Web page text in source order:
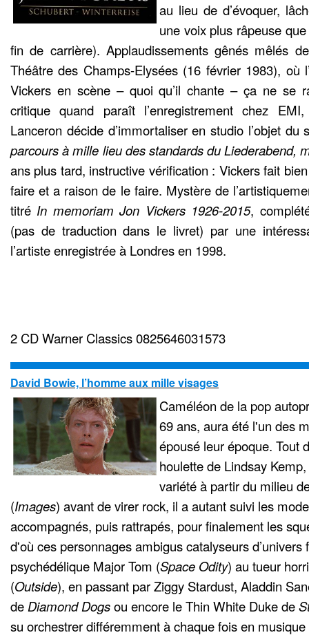
au lieu de d’évoquer,
une voix plus râpeuse
fin de carrière). Applaudissements gênés mêlés
Théâtre des Champs-Elysées (16 février 1983), où
Vickers en scène – quoi qu’il chante – ça ne se
critique quand paraît l’enregistrement chez
Lanceron décide d’immortaliser en studio l’objet
parcours à mille lieu des standards du Liederabend,
ans plus tard, instructive vérification : Vickers fait
faire et a raison de le faire. Mystère de
titré In memoriam Jon Vickers 1926-2015,
(pas de traduction dans le livret) par une
l’artiste enregistrée à Londres en 1998.
2 CD Warner Classics 0825646031573
David Bowie, l’homme aux mille visages
Caméléon de la pop
69 ans, aura été l'un des
épousé leur époque. Tout
houlette de Lindsay
variété à partir du milieu
(Images) avant de virer rock, il a autant suivi les
accompagnés, puis rattrapés, pour finalement les
d'où ces personnages ambigus catalyseurs d’univers
psychédélique Major Tom (Space Odity) au tueur
(Outside), en passant par Ziggy Stardust, Aladdin
deDiamond Dogsou encore le Thin White Duke de
su orchestrer différemment à chaque fois en